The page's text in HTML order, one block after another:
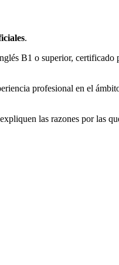
.
B1 o superior, certificado
profesional en el
las razones por las